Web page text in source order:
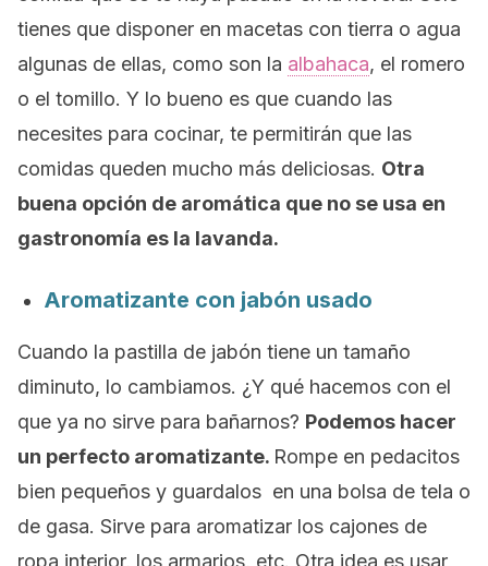
tienes que disponer en macetas con tierra o agua
algunas de ellas, como son la albahaca, el romero
o el tomillo. Y lo bueno es que cuando las
necesites para cocinar, te permitirán que las
comidas queden mucho más deliciosas. Otra
buena opción de aromática que no se usa en
gastronomía es la lavanda.
Aromatizante con jabón usado
Cuando la pastilla de jabón tiene un tamaño
diminuto, lo cambiamos. ¿Y qué hacemos con el
que ya no sirve para bañarnos? Podemos hacer
un perfecto aromatizante. Rompe en pedacitos
bien pequeños y guardalos en una bolsa de tela o
de gasa. Sirve para aromatizar los cajones de
ropa interior, los armarios, etc. Otra idea es usar